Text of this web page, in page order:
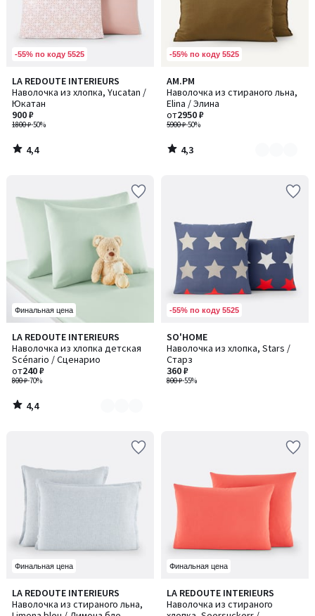
-55% по коду 5525
LA REDOUTE INTERIEURS
Наволочка из хлопка, Yucatan /
Юкатан
1800 ₽-50%
900 ₽
4,4
/ 5
4,4
/
-55% по коду 5525
AM.PM
Наволочка из стираного льна,
Elina / Элина
5900 ₽-50%
от2950 ₽
4,3
/ 5
Количество
цветов:
2
4,3
/
Финальная цена
LA REDOUTE INTERIEURS
Наволочка из хлопка детская
Scénario / Сценарио
800 ₽-70%
от240 ₽
4,4
/ 5
Количество
цветов:
3
4,4
/
-55% по коду 5525
SO'HOME
Наволочка из хлопка, Stars /
Старз
800 ₽-55%
360 ₽
Финальная цена
LA REDOUTE INTERIEURS
Наволочка из стираного льна,
3,6
/ 5
Финальная цена
LA REDOUTE INTERIEURS
Наволочка из стираного
3,8
/ 5